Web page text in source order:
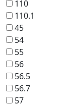
110
110.1
45
54
55
56
56.5
56.7
57